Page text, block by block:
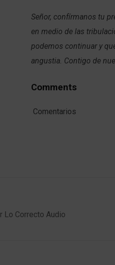
Señor, confírmanos tu
en medio de las
podemos continuar y
angustia. Contigo de
Comments
Comentarios
Lo Correcto Audio